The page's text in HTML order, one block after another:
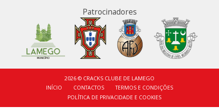
Patrocinadores
2026 © CRACKS CLUBE DE LAMEGO
INÍCIO CONTACTOS
TERMOS E CONDIÇÕES
POLÍTICA DE PRIVACIDADE E COOKIES